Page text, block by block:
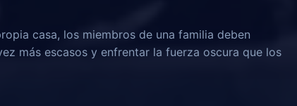
casa, los miembros de una familia deben
más escasos y enfrentar la fuerza oscura que los